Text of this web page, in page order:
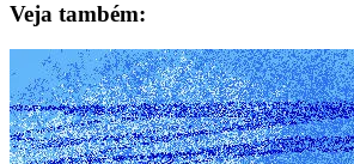
Veja também: